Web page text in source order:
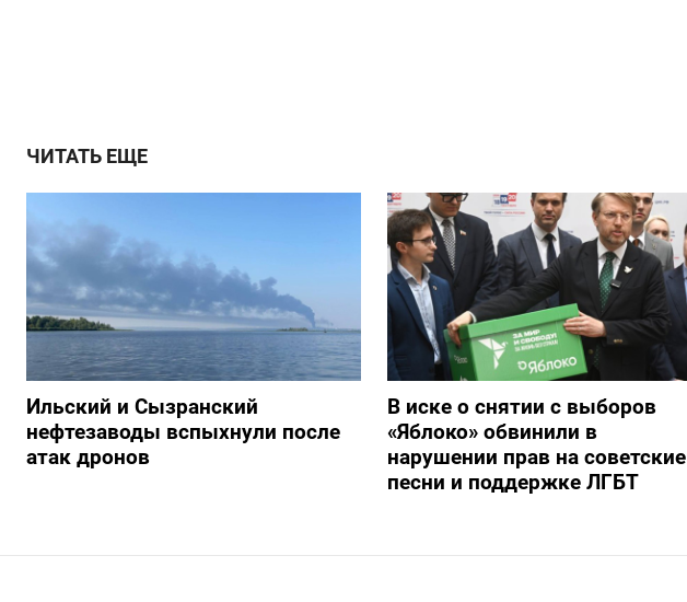
ЧИТАТЬ ЕЩЕ
Ильский и Сызранский
нефтезаводы вспыхнули после
атак дронов
В иске о снятии с выборов
«Яблоко» обвинили в
нарушении прав на советские
песни и поддержке ЛГБТ